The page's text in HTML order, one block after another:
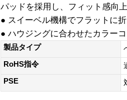
パッドを採用し、フィット感向
● スイーベル機構でフラットに
● ハウジングに合わせたカラー
製品タイプ
RoHS指令
PSE